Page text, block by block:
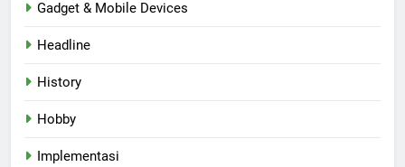
Gadget & Mobile Devices
Headline
History
Hobby
Implementasi